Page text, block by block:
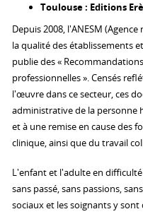
Toulouse : Editions
Depuis 2008, l'ANESM
la qualité des établissements
publie des «
professionnelles ». Censés
l'œuvre dans ce secteur, ces
administrative de la personne
et à une remise en cause des
clinique, ainsi que du travail
L'enfant et l'adulte en
sans passé, sans passions,
sociaux et les soignants y